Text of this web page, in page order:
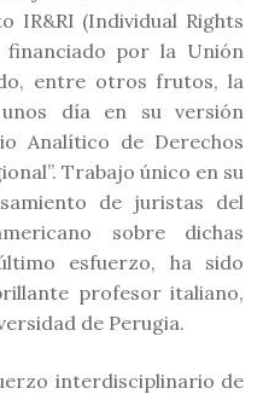
IR&RI (Individual Rights
financiado por la Unión
entre otros frutos, la
unos día en su versión
Analítico de Derechos
Trabajo único en su
de juristas del
sobre dichas
esfuerzo, ha sido
profesor italiano,
de Perugia.
interdisciplinario de